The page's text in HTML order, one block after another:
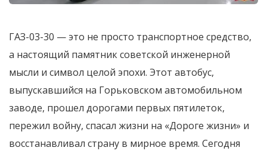
ГАЗ-03-30 — это не просто транспортное средство,
а настоящий памятник советской инженерной
мысли и символ целой эпохи. Этот автобус,
выпускавшийся на Горьковском автомобильном
заводе, прошел дорогами первых пятилеток,
пережил войну, спасал жизни на «Дороге жизни» и
восстанавливал страну в мирное время. Сегодня